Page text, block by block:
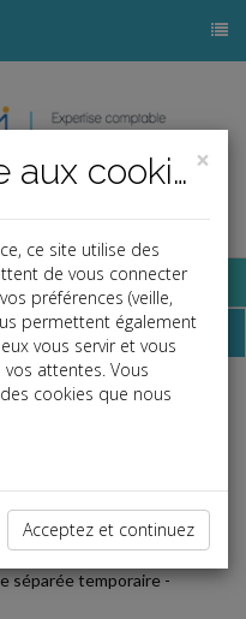
séparée temporaire -
×
Politique relative aux cookies
ce site utilise des
de vous connecter
préférences (veille,
permettent également
vous servir et vous
attentes. Vous
cookies que nous
Acceptez et continuez